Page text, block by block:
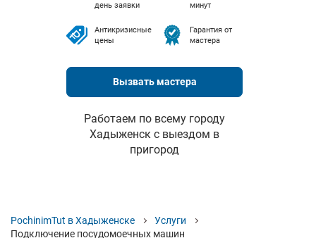
день заявки
минут
Антикризисные
цены
Гарантия от
мастера
Вызвать мастера
Работаем по всему городу
Хадыженск с выездом в
пригород
PochinimTut в Хадыженске
Услуги
Подключение посудомоечных машин